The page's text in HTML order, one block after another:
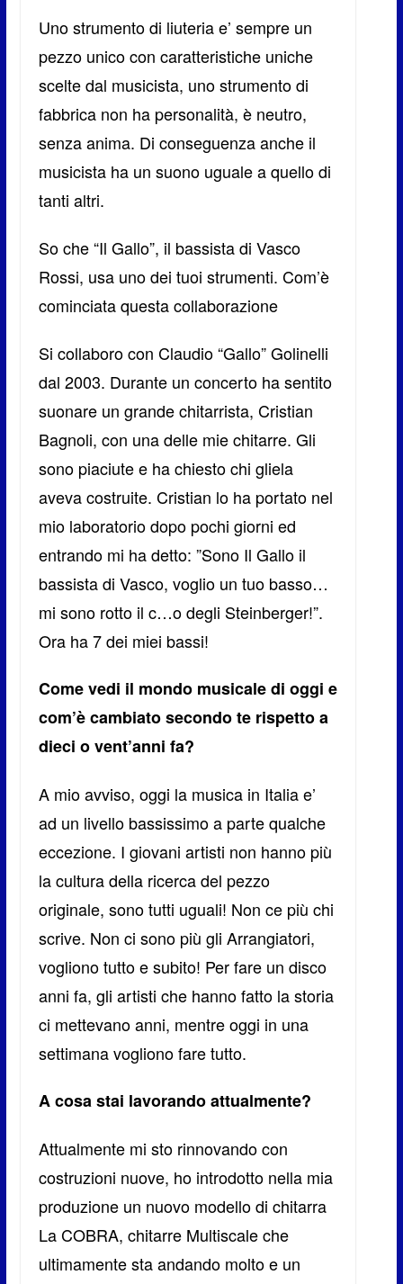
Uno strumento di liuteria e’ sempre un
pezzo unico con caratteristiche uniche
scelte dal musicista, uno strumento di
fabbrica non ha personalità, è neutro,
senza anima. Di conseguenza anche il
musicista ha un suono uguale a quello di
tanti altri.
So che “Il Gallo”, il bassista di Vasco
Rossi, usa uno dei tuoi strumenti. Com’è
cominciata questa collaborazione
Si collaboro con Claudio “Gallo” Golinelli
dal 2003. Durante un concerto ha sentito
suonare un grande chitarrista, Cristian
Bagnoli, con una delle mie chitarre. Gli
sono piaciute e ha chiesto chi gliela
aveva costruite. Cristian lo ha portato nel
mio laboratorio dopo pochi giorni ed
entrando mi ha detto: ”Sono Il Gallo il
bassista di Vasco, voglio un tuo basso…
mi sono rotto il c…o degli Steinberger!”.
Ora ha 7 dei miei bassi!
Come vedi il mondo musicale di oggi e
com’è cambiato secondo te rispetto a
dieci o vent’anni fa?
A mio avviso, oggi la musica in Italia e’
ad un livello bassissimo a parte qualche
eccezione. I giovani artisti non hanno più
la cultura della ricerca del pezzo
originale, sono tutti uguali! Non ce più chi
scrive. Non ci sono più gli Arrangiatori,
vogliono tutto e subito! Per fare un disco
anni fa, gli artisti che hanno fatto la storia
ci mettevano anni, mentre oggi in una
settimana vogliono fare tutto.
A cosa stai lavorando attualmente?
Attualmente mi sto rinnovando con
costruzioni nuove, ho introdotto nella mia
produzione un nuovo modello di chitarra
La COBRA, chitarre Multiscale che
ultimamente sta andando molto e un